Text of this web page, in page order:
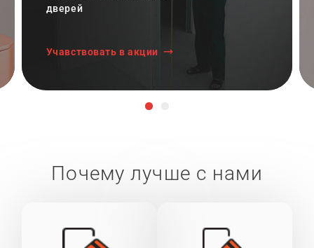
дверей
Учавствовать в акции
Почему лучше с нами